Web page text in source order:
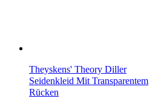
Theyskens' Theory Diller
Seidenkleid Mit Transparentem
Rücken